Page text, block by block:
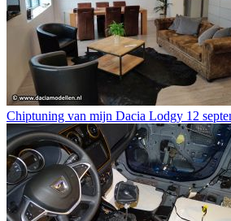
Chiptuning van mijn Dacia Lodgy 12